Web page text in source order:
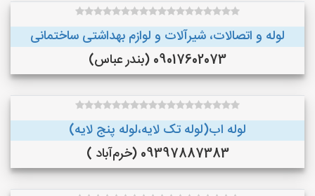
لوله و اتصالات، شیرآلات و لوازم بهداشتی ساختمانی
09017602073 (بندر عباس)
لوله اب(لوله تک لایه،لوله پنج لایه)
09397887383 (خرم‌آباد )